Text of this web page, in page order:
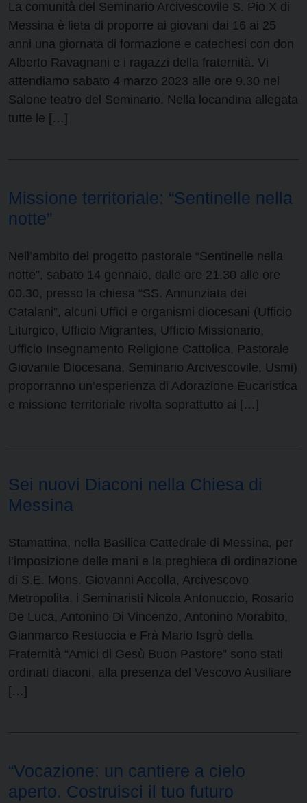
La comunità del Seminario Arcivescovile S. Pio X di
Messina è lieta di proporre ai giovani dai 16 ai 25
anni una giornata di formazione e catechesi con don
Alberto Ravagnani e i ragazzi della fraternità. Vi
attendiamo sabato 4 marzo 2023 alle ore 9.30 nel
Salone teatro del Seminario. Nella locandina allegata
tutte le […]
Missione territoriale: “Sentinelle nella
notte”
Nell’ambito del progetto pastorale “Sentinelle nella
notte”, sabato 14 gennaio, dalle ore 21.30 alle ore
00.30, presso la chiesa “SS. Annunziata dei
Catalani”, alcuni Uffici e organismi diocesani (Ufficio
Liturgico, Ufficio Migrantes, Ufficio Missionario,
Ufficio Insegnamento Religione Cattolica, Pastorale
Giovanile Diocesana, Seminario Arcivescovile, Usmi)
proporranno un’esperienza di Adorazione Eucaristica
e missione territoriale rivolta soprattutto ai […]
Sei nuovi Diaconi nella Chiesa di
Messina
Stamattina, nella Basilica Cattedrale di Messina, per
l’imposizione delle mani e la preghiera di ordinazione
di S.E. Mons. Giovanni Accolla, Arcivescovo
Metropolita, i Seminaristi Nicola Antonuccio, Rosario
De Luca, Antonino Di Vincenzo, Antonino Morabito,
Gianmarco Restuccia e Frà Mario Isgrò della
Fraternità “Amici di Gesù Buon Pastore” sono stati
ordinati diaconi, alla presenza del Vescovo Ausiliare
[…]
“Vocazione: un cantiere a cielo
aperto. Costruisci il tuo futuro